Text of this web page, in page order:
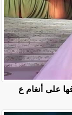
على أنغام ع